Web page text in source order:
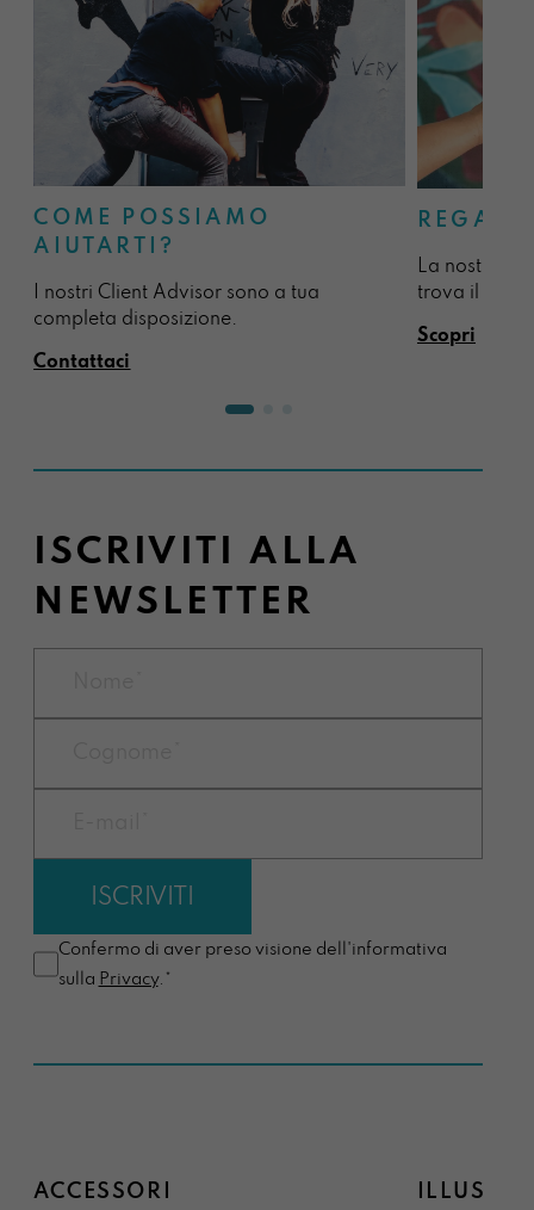
COME POSSIAMO
AIUTARTI?
I nostri Client Advisor sono a tua
completa disposizione.
Contattaci
La nostra
trova il
Scopri
ISCRIVITI ALLA
NEWSLETTER
Confermo di aver preso visione dell'informativa
sulla Privacy.*
ACCESSORI